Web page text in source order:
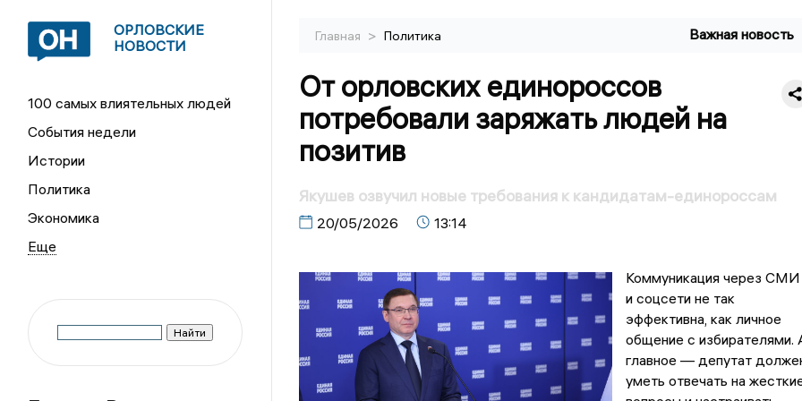
ОРЛОВСКИЕ
НОВОСТИ
100 самых влиятельных людей
События недели
Истории
Политика
Экономика
Главная > Политика Важная новость
От орловских единороссов
потребовали заряжать людей на
позитив
Якушев озвучил новые требования к кандидатам-единороссам
20/05/2026 13:14
Коммуникация через СМИ
и соцсети не так
эффективна, как личное
общение с избирателями.
главное — депутат
уметь отвечать на